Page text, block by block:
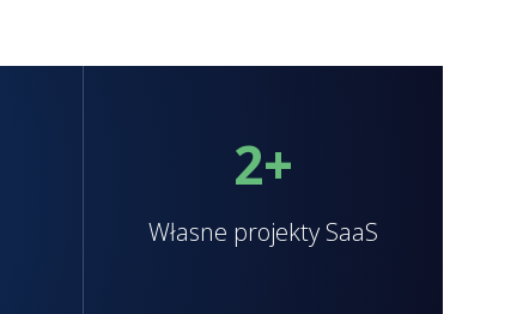
2+
Własne projekty SaaS